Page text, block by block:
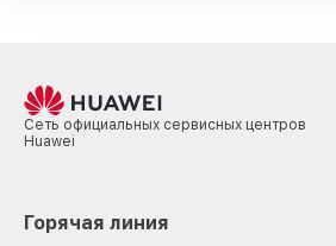
Сеть официальных сервисных центров
Huawei
Горячая линия